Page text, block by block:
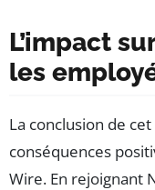
L’impact
les
La conclusion de
conséquences
Wire. En rejoignant